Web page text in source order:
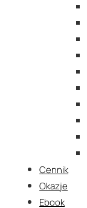
Cennik
Okazje
Ebook